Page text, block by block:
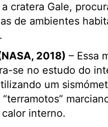
cratera Gale,
de ambientes
2018) – Essa
se no estudo do
um
interno.